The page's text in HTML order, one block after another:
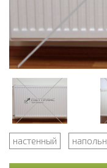
настенный